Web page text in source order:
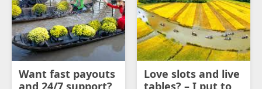
Want fast payouts
and 24/7 support?
Love slots and live
tables? – I put to